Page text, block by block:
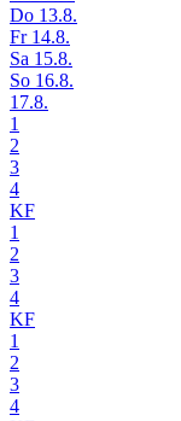
Do 13.8.
Fr 14.8.
Sa 15.8.
So 16.8.
17.8.
1
2
3
4
KF
1
2
3
4
KF
1
2
3
4